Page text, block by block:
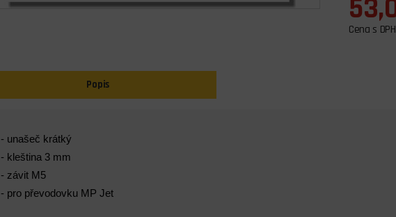
Cena s DPH
Popis
- unašeč krátký
- kleština 3 mm
- závit M5
- pro převodovku MP Jet